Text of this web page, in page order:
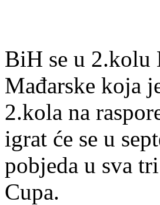
BiH se u 2.kolu
Mađarske koja
2.kola na
igrat će se u
pobjeda u sva
Cupa.